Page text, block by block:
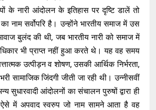
के नारी आंदोलन के इतिहास पर दृष्टि डालें तो
नाम सर्वोपरि है। उन्होंने भारतीय समाज में उस
बुलंद की थी, जब भारतीय नारी को समाज में
भी प्राप्त नहीं हुआ करते थे। यह वह समय
उत्पीड़न व शोषण, उसकी आर्थिक निर्भरता,
सामाजिक जिंदगी जीती जा रही थी। उन्नीसवीं
सुधारवादी आंदोलनों का संचालन पुरुषों द्वारा ही
ऐसे में अपवाद स्वरुप जो नाम सामने आता है वह